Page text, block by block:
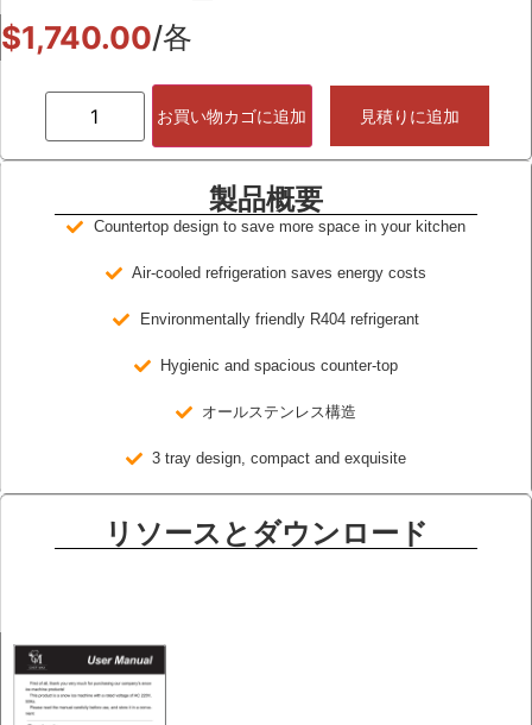
$1,740.00/各
お買い物カゴに追加 見積りに追加
製品概要
Countertop design to save more space in your kitchen
Air-cooled refrigeration saves energy costs
Environmentally friendly R404 refrigerant
Hygienic and spacious counter-top
オールステンレス構造
3 tray design, compact and exquisite
リソースとダウンロード